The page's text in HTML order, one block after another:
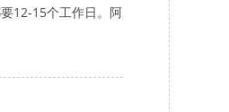
12-15个工作日。阿